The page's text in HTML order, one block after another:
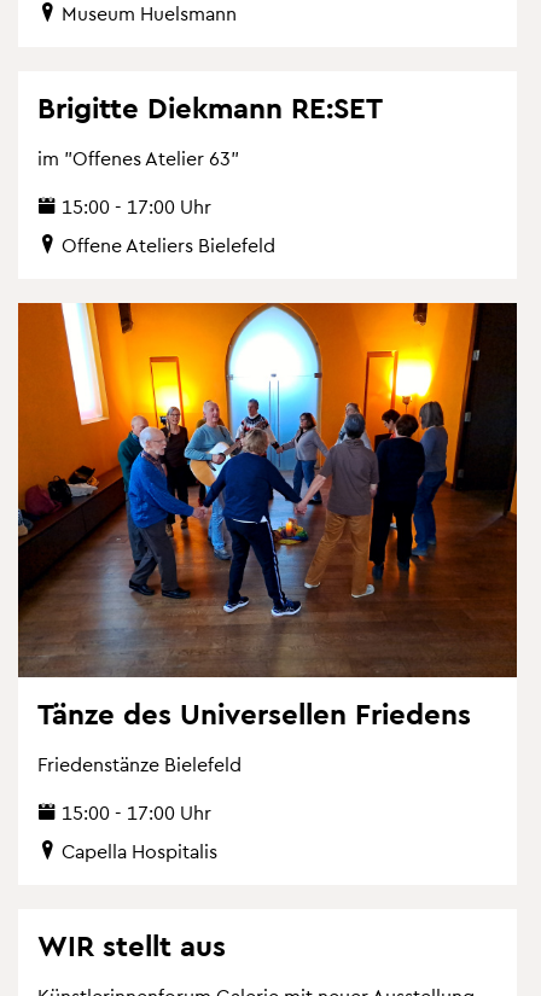
Mu­se­um Hu­els­mann
Bri­git­te Diek­mann RE:SET
im "Of­fe­nes Ate­lier 63"
15:00 - 17:00 Uhr
Of­fe­ne Ate­liers Bie­le­feld
Tänze des Uni­ver­sel­len Frie­dens
Frie­denstän­ze Bie­le­feld
15:00 - 17:00 Uhr
Ca­pel­la Hos­pi­ta­lis
WIR stellt aus